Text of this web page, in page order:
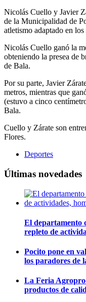
Nicolás Cuello y Javier
de la Municipalidad de
atletismo adaptado en
Nicolás Cuello ganó la
obteniendo la presea de
de Bala.
Por su parte, Javier
metros, mientras que
(estuvo a cinco
Bala.
Cuello y Zárate son
Flores.
Deportes
Últimas novedades
El departamento
repleto de
Pocito pone en
los paradores de
La Feria
productos de